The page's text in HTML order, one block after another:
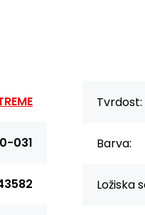
031
Tvrdost:
Barva:
Ložiska